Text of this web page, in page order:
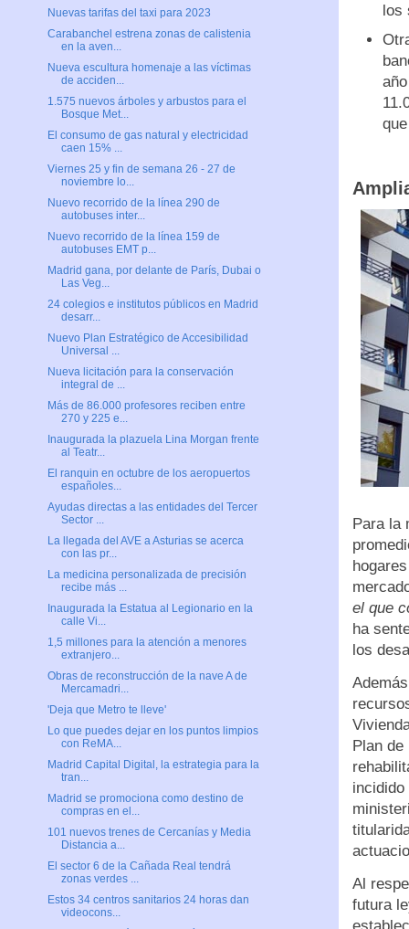
los
Para la
el que
ha
los
Plan de
Al
futura
Nuevas tarifas del taxi para 2023
Carabanchel estrena zonas de calistenia
en la aven...
Nueva escultura homenaje a las víctimas
de acciden...
1.575 nuevos árboles y arbustos para el
Bosque Met...
El consumo de gas natural y electricidad
caen 15% ...
Viernes 25 y fin de semana 26 - 27 de
noviembre lo...
Nuevo recorrido de la línea 290 de
autobuses inter...
Nuevo recorrido de la línea 159 de
autobuses EMT p...
Madrid gana, por delante de París, Dubai o
Las Veg...
24 colegios e institutos públicos en Madrid
desarr...
Nuevo Plan Estratégico de Accesibilidad
Universal ...
Nueva licitación para la conservación
integral de ...
Más de 86.000 profesores reciben entre
270 y 225 e...
Inaugurada la plazuela Lina Morgan frente
al Teatr...
El ranquin en octubre de los aeropuertos
españoles...
Ayudas directas a las entidades del Tercer
Sector ...
La llegada del AVE a Asturias se acerca
con las pr...
La medicina personalizada de precisión
recibe más ...
Inaugurada la Estatua al Legionario en la
calle Vi...
1,5 millones para la atención a menores
extranjero...
Obras de reconstrucción de la nave A de
Mercamadri...
'Deja que Metro te lleve'
Lo que puedes dejar en los puntos limpios
con ReMA...
Madrid Capital Digital, la estrategia para la
tran...
Madrid se promociona como destino de
compras en el...
101 nuevos trenes de Cercanías y Media
Distancia a...
El sector 6 de la Cañada Real tendrá
zonas verdes ...
Estos 34 centros sanitarios 24 horas dan
videocons...